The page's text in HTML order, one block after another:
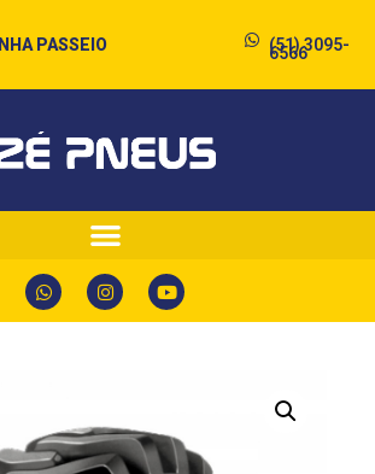
PASSEIO (51) 3095-
6566